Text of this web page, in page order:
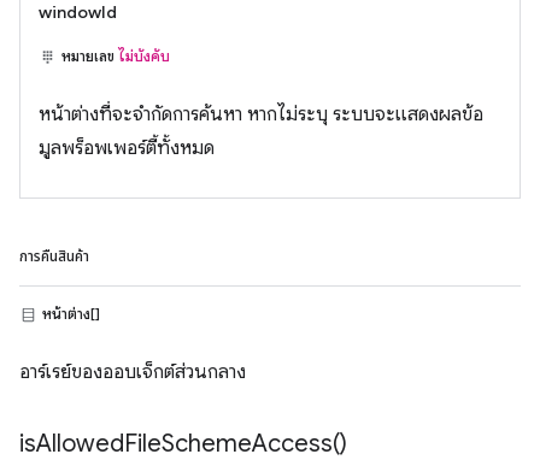
windowId
หมายเลข ไม่บังคับ
หน้าต่างที่จะจำกัดการค้นหา หากไม่ระบุ ระบบจะแสดงผลข้อ
มูลพร็อพเพอร์ตี้ทั้งหมด
การคืนสินค้า
หน้าต่าง[]
อาร์เรย์ของออบเจ็กต์ส่วนกลาง
isAllowedFileSchemeAccess()